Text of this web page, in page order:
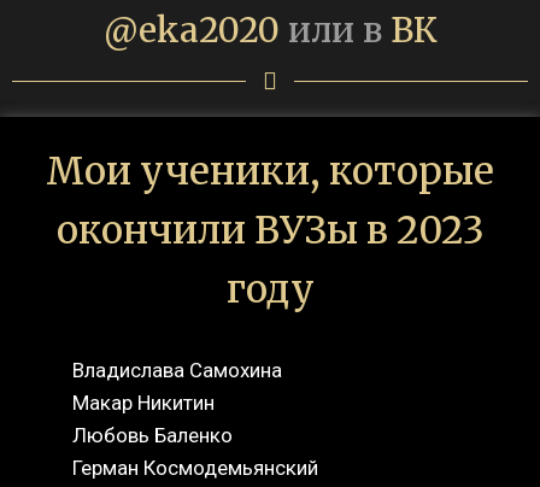
@eka2020 или в ВК
Мои ученики, которые
окончили ВУЗы в 2023
году
Владислава Самохина
Макар Никитин
Любовь Баленко
Герман Космодемьянский